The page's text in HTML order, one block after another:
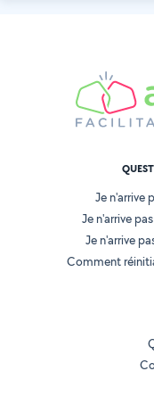
Je n'arrive
Je n'arrive
Je n'arrive
Comment